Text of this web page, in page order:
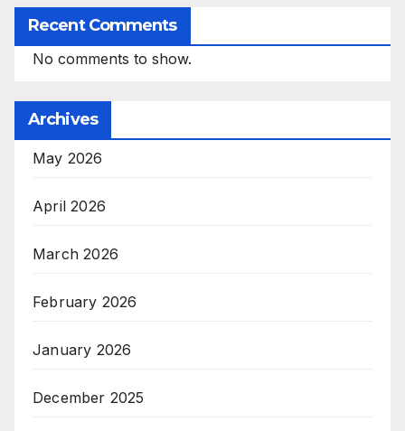
Recent Comments
No comments to show.
Archives
May 2026
April 2026
March 2026
February 2026
January 2026
December 2025